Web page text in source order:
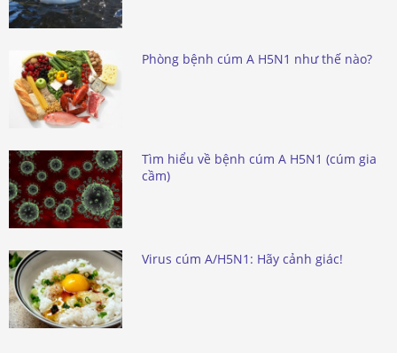
Phòng bệnh cúm A H5N1 như thế nào?
Tìm hiểu về bệnh cúm A H5N1 (cúm gia
cầm)
Virus cúm A/H5N1: Hãy cảnh giác!